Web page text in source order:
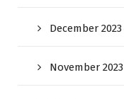
December 2023
November 2023